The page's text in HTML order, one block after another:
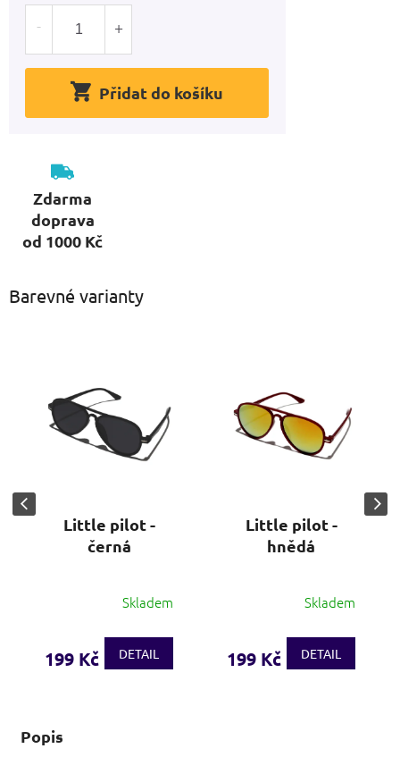
Přidat do košíku
Zdarma
doprava
od 1000 Kč
Barevné varianty
Little pilot -
černá
Skladem
199 Kč DETAIL
Little pilot -
hnědá
Skladem
199 Kč DETAIL
Popis